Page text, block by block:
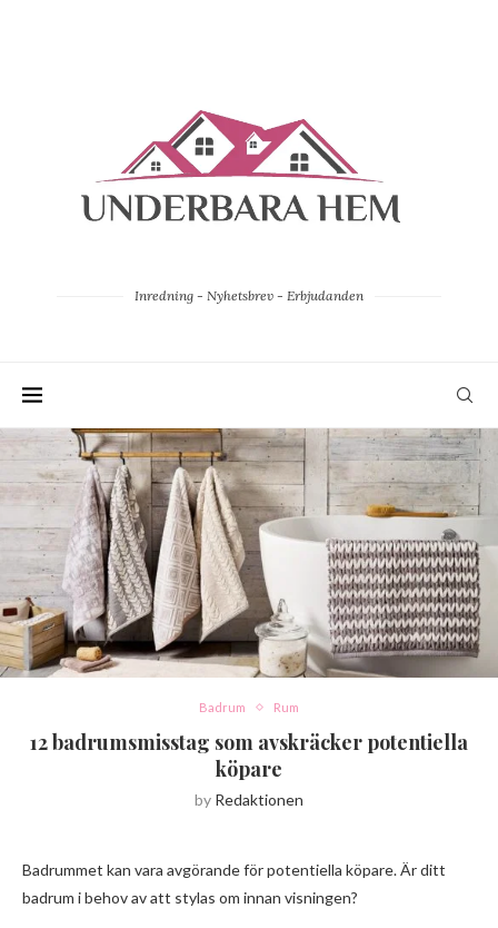
Inredning - Nyhetsbrev - Erbjudanden
Badrum Rum
12 badrumsmisstag som avskräcker potentiella
köpare
by Redaktionen
Badrummet kan vara avgörande för potentiella köpare. Är ditt
badrum i behov av att stylas om innan visningen?